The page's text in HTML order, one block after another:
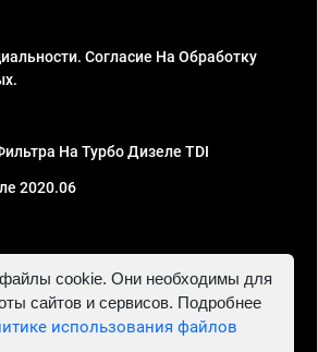
Согласие На Обработку
На Турбо Дизеле TDI
2020.06
Павлович. ИНН 781302555843,
файлы cookie. Они необходимы для
сайтов и сервисов. Подробнее
использования файлов